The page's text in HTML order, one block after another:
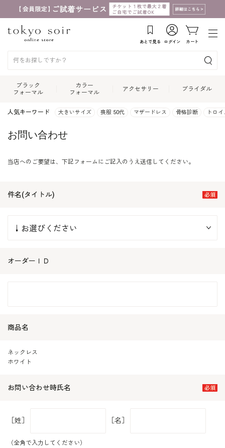
あとで見る ログイン カート
ブラック
フォーマル
カラー
フォーマル
アクセサリー ブライダル
人気キーワード 大きいサイズ 喪服 50代 マザードレス 骨格診断 トロ
お問い合わせ
当店へのご要望は、下記フォームにご記入のうえ送信してください。
件名(タイトル)
オーダーＩＤ
商品名
ネックレス
ホワイト
お問い合わせ時氏名
［姓］ ［名］
（全角で入力してください）